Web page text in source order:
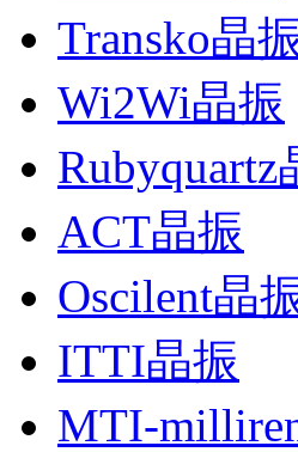
Transko晶
Wi2Wi晶振
Rubyquartz
ACT晶振
Oscilent晶
ITTI晶振
MTI-